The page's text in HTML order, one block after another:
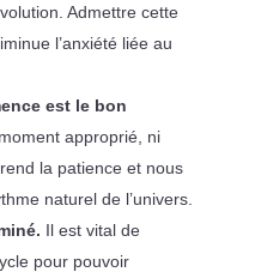
Admettre cette
l’anxiété liée au
est le bon
approprié, ni
la patience et nous
naturel de l’univers.
Il est vital de
pour pouvoir